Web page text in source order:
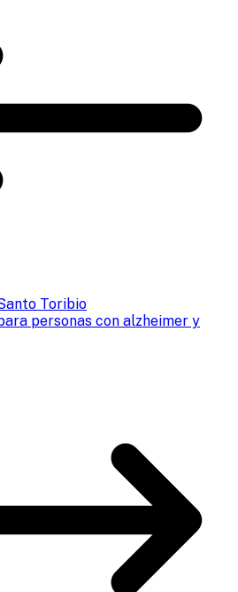
Toribio
personas con alzheimer y